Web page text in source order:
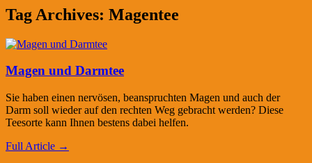
Tag Archives: Magentee
Magen und Darmtee
Sie haben einen nervösen, beanspruchten Magen und auch der
Darm soll wieder auf den rechten Weg gebracht werden? Diese
Teesorte kann Ihnen bestens dabei helfen.
Full Article →